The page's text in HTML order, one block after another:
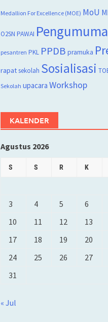
Medallion For Excellence (MOE) MoU
O2SN PAWAI
pesantren PKL PPDB pramuka
rapatsekolah Sosialisasi
Sekolah upacara Workshop
KALENDER
Agustus 2026
S S R K
3
4 5 6
10
11 12 13
17
18 19 20
24
25 26 27
31
« Jul